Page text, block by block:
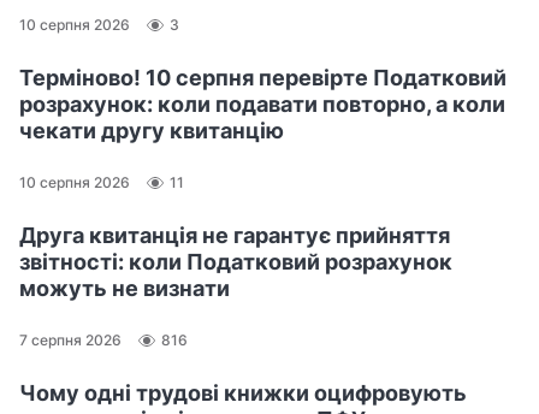
10 серпня 2026 3
Терміново! 10 серпня перевірте Податковий
розрахунок: коли подавати повторно, а коли
чекати другу квитанцію
10 серпня 2026 11
Друга квитанція не гарантує прийняття
звітності: коли Податковий розрахунок
можуть не визнати
7 серпня 2026 816
Чому одні трудові книжки оцифровують